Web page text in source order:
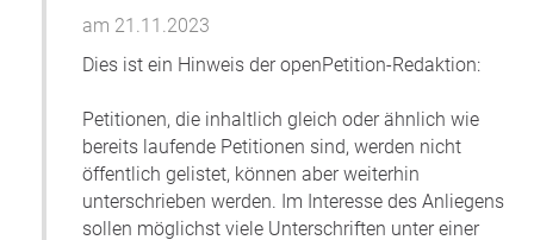
Mahnwache am Ballhausplatz statt. Wir freuen
uns auch dort über eine Teilnahme und
Sie können sich auch gerne über die aktuelle Lage
auf unserer Facebook-Seite
Freiheit für Herbert Fritz
informieren.
am 21.11.2023
Dies ist ein Hinweis der openPetition-Redaktion:
Petitionen, die inhaltlich gleich oder ähnlich wie
bereits laufende Petitionen sind, werden nicht
öffentlich gelistet, können aber weiterhin
unterschrieben werden. Im Interesse des Anliegens
sollen möglichst viele Unterschriften unter einer